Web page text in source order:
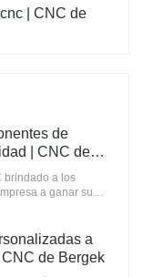
| CNC de
de
| CNC de
brindado a los
a ganar su
a
de Bergek